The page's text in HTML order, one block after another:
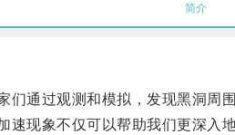
简介
通过观测和模拟，发现黑洞周围
现象不仅可以帮助我们更深入地